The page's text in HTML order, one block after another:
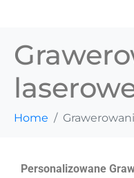
Home
Personalizowane